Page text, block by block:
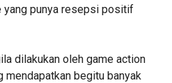
yang punya resepsi positif
dilakukan oleh game action
mendapatkan begitu banyak